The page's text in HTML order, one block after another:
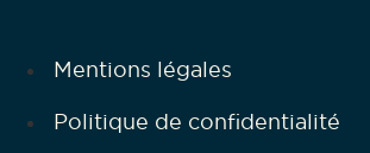
Mentions légales
Politique de confidentialité